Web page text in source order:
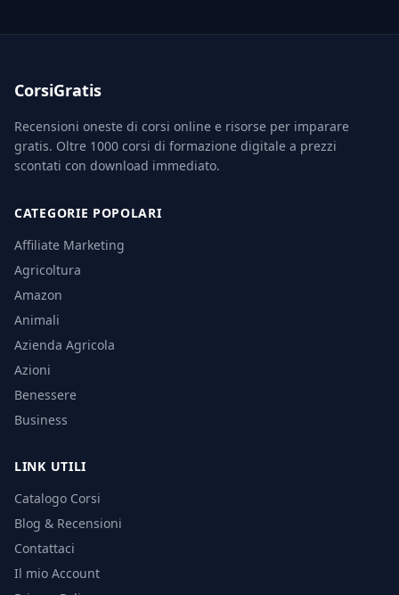
CorsiGratis
Recensioni oneste di corsi online e risorse per imparare
gratis. Oltre 1000 corsi di formazione digitale a prezzi
scontati con download immediato.
CATEGORIE POPOLARI
Affiliate Marketing
Agricoltura
Amazon
Animali
Azienda Agricola
Azioni
Benessere
Business
LINK UTILI
Catalogo Corsi
Blog & Recensioni
Contattaci
Il mio Account